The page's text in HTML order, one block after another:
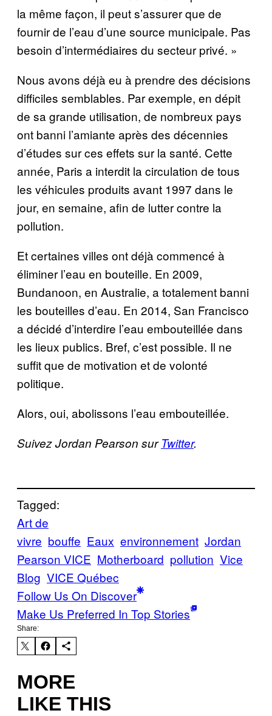
la même façon, il peut s’assurer que de
fournir de l’eau d’une source municipale. Pas
besoin d’intermédiaires du secteur privé. »
Nous avons déjà eu à prendre des décisions
difficiles semblables. Par exemple, en dépit
de sa grande utilisation, de nombreux pays
ont banni l’amiante après des décennies
d’études sur ces effets sur la santé. Cette
année, Paris a interdit la circulation de tous
les véhicules produits avant 1997 dans le
jour, en semaine, afin de lutter contre la
pollution.
Et certaines villes ont déjà commencé à
éliminer l’eau en bouteille. En 2009,
Bundanoon, en Australie, a totalement banni
les bouteilles d’eau. En 2014, San Francisco
a décidé d’interdire l’eau embouteillée dans
les lieux publics. Bref, c’est possible. Il ne
suffit que de motivation et de volonté
politique.
Alors, oui, abolissons l’eau embouteillée.
Suivez Jordan Pearson surTwitter.
Tagged:
Art de
vivre bouffe Eaux environnement Jordan
Pearson VICE Motherboard pollution Vice
Blog VICE Québec
Follow Us On Discover
Make Us Preferred In Top Stories
Share:
MORE
LIKE THIS